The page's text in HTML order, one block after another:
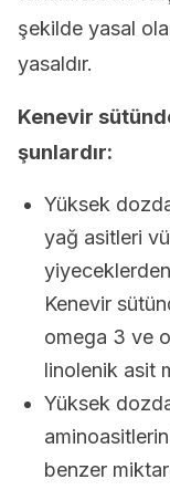
şekilde yasal
yasaldır.
Kenevir
şunlardır:
Yüksek
yağ asitleri
yiyeceklerden
Kenevir
omega 3 ve
linolenik asit
Yüksek
aminoasitlerin
benzer